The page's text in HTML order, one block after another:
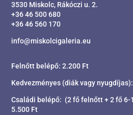
3530 Miskolc, Rákóczi u. 2.
+36 46 500 680
+36 46 560 170
info@miskolcigaleria.eu
Felnőtt belépő: 2.200 Ft
Kedvezményes (diák vagy
Családi belépő: (2 fő felnőtt + 2 fő 6-
5.500 Ft